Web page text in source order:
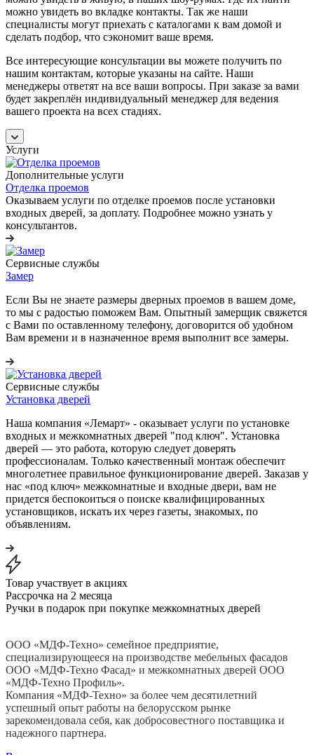
можно увидеть во вкладке контакты. Так же наши
специалисты могут приехать с каталогами к вам домой и
сделать подбор, что сэкономит ваше время.
Все интересующие консультации вы можете получить по
нашим контактам, которые указаны на сайте. Наши
менеджеры ответят на все ваши вопросы. При заказе за вами
будет закреплён индивидуальный менеджер для ведения
вашего проекта на всех стадиях.
Услуги
Дополнительные услуги
Отделка проемов
Оказываем услуги по отделке проемов после установки
входных дверей, за доплату. Подробнее можно узнать у
консультантов.
Сервисные службы
Замер
Если Вы не знаете размеры дверных проемов в вашем доме,
то мы с радостью поможем Вам. Опытный замерщик свяжется
с Вами по оставленному телефону, договорится об удобном
Вам времени и в назначенное время выполнит все замеры.
Сервисные службы
Установка дверей
Наша компания «Лемарт» - оказывает услуги по установке
входных и межкомнатных дверей "под ключ". Установка
дверей — это работа, которую следует доверять
профессионалам. Только качественный монтаж обеспечит
многолетнее правильное функционирование дверей. Заказав у
нас «под ключ» межкомнатные и входные двери, вам не
придется беспокоиться о поиске квалифицированных
установщиков, искать их через газеты, знакомых, по
объявлениям.
Товар участвует в акциях
Рассрочка на 2 месяца
Ручки в подарок при покупке межкомнатных дверей
ООО «МДФ-Техно» семейное предприятие,
специализирующееся на производстве мебельных фасадов
ООО «МДФ-Техно Фасад» и межкомнатных дверей ООО
«МДФ-Техно Профиль».
Компания «МДФ-Техно» за более чем десятилетний
успешный опыт работы на белорусском рынке
зарекомендовала себя, как добросовестного поставщика и
надежного партнера.